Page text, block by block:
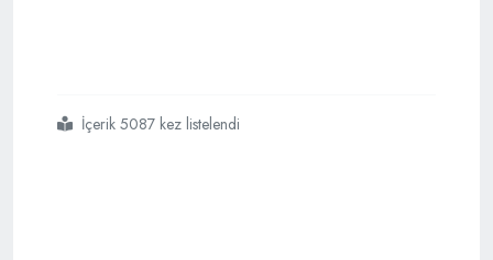
#kanadada
#boy
#gazprom
#reklamları
İçerik 5087 kez listelendi